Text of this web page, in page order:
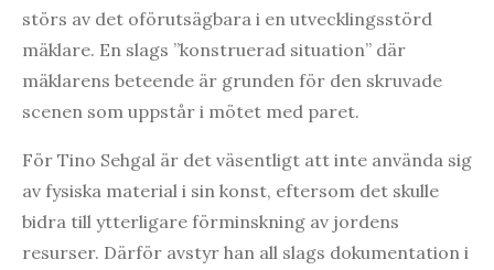
störs av det oförutsägbara i en utvecklingsstörd
mäklare. En slags ”konstruerad situation” där
mäklarens beteende är grunden för den skruvade
scenen som uppstår i mötet med paret.
För Tino Sehgal är det väsentligt att inte använda sig
av fysiska material i sin konst, eftersom det skulle
bidra till ytterligare förminskning av jordens
resurser. Därför avstyr han all slags dokumentation i